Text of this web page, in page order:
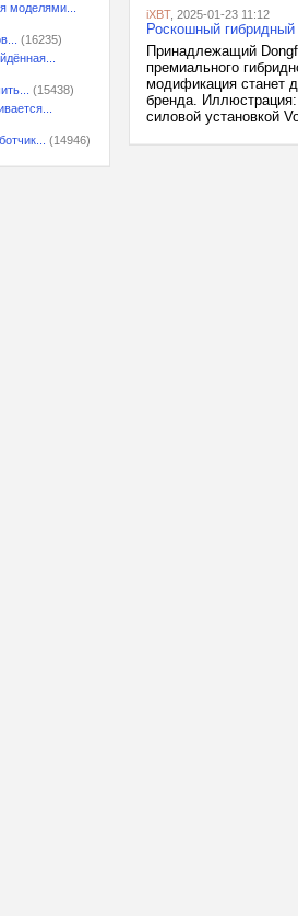
моделями...
(16235)
(15438)
(14946)
iXBT, 2025-01-23 11:12
Роскошный
Принадлежащий
премиального
модификация станет
бренда.
силовой установкой